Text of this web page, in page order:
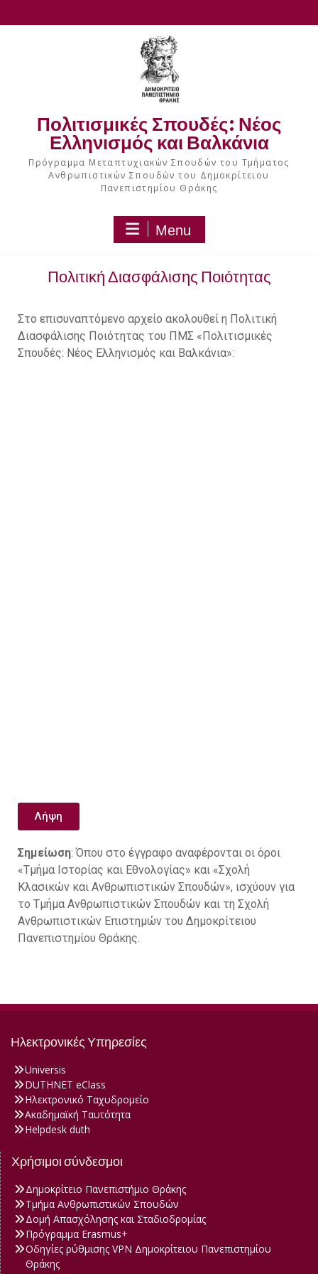
Πολιτισμικές Σπουδές: Νέος
Ελληνισμός και Βαλκάνια
Πρόγραμμα Μεταπτυχιακών Σπουδών του Τμήματος
Ανθρωπιστικών Σπουδών του Δημοκρίτειου
Πανεπιστημίου Θράκης
Menu
Πολιτική Διασφάλισης Ποιότητας
Στο επισυναπτόμενο αρχείο ακολουθεί η Πολιτική
Διασφάλισης Ποιότητας του ΠΜΣ «Πολιτισμικές
Σπουδές: Νέος Ελληνισμός και Βαλκάνια»:
Λήψη
Σημείωση: Όπου στο έγγραφο αναφέρονται οι όροι
«Τμήμα Ιστορίας και Εθνολογίας» και «Σχολή
Κλασικών και Ανθρωπιστικών Σπουδών», ισχύουν για
το Τμήμα Ανθρωπιστικών Σπουδών και τη Σχολή
Ανθρωπιστικών Επιστημών του Δημοκρίτειου
Πανεπιστημίου Θράκης.
Ηλεκτρονικές Υπηρεσίες
Universis
DUTHNET eClass
Ηλεκτρονικό Ταχυδρομείο
Ακαδημαϊκή Ταυτότητα
Helpdesk duth
Χρήσιμοι σύνδεσμοι
Δημοκρίτειο Πανεπιστήμιο Θράκης
Τμήμα Ανθρωπιστικών Σπουδών
Δομή Απασχόλησης και Σταδιοδρομίας
Πρόγραμμα Erasmus+
Οδηγίες ρύθμισης VPN Δημοκρίτειου Πανεπιστημίου
Θράκης